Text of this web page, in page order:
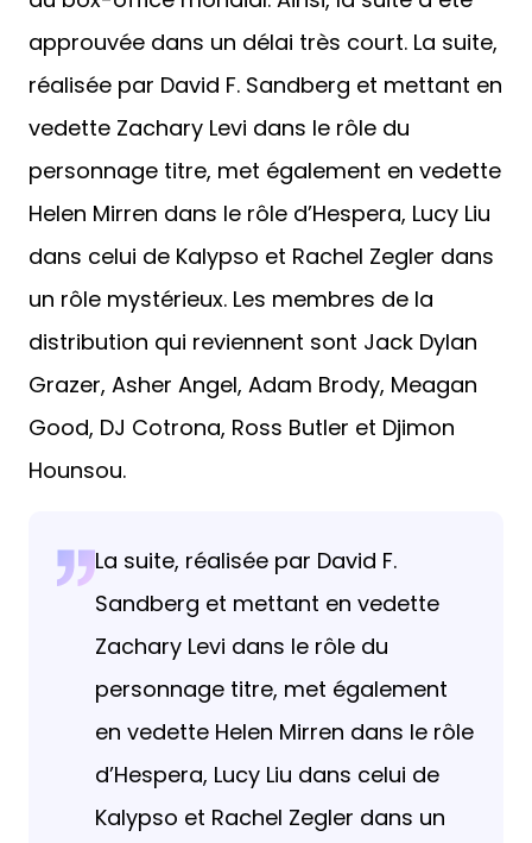
approuvée dans un délai très court. La suite,
réalisée par David F. Sandberg et mettant en
vedette Zachary Levi dans le rôle du
personnage titre, met également en vedette
Helen Mirren dans le rôle d’Hespera, Lucy Liu
dans celui de Kalypso et Rachel Zegler dans
un rôle mystérieux. Les membres de la
distribution qui reviennent sont Jack Dylan
Grazer, Asher Angel, Adam Brody, Meagan
Good, DJ Cotrona, Ross Butler et Djimon
Hounsou.
La suite, réalisée par David F.
Sandberg et mettant en vedette
Zachary Levi dans le rôle du
personnage titre, met également
en vedette Helen Mirren dans le rôle
d’Hespera, Lucy Liu dans celui de
Kalypso et Rachel Zegler dans un